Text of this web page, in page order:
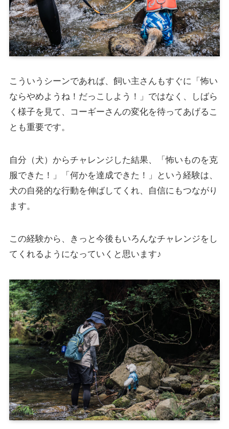
こういうシーンであれば、飼い主さんもすぐに「怖い
ならやめようね！だっこしよう！」ではなく、しばら
く様子を見て、コーギーさんの変化を待ってあげるこ
とも重要です。
自分（犬）からチャレンジした結果、「怖いものを克
服できた！」「何かを達成できた！」という経験は、
犬の自発的な行動を伸ばしてくれ、自信にもつながり
ます。
この経験から、きっと今後もいろんなチャレンジをし
てくれるようになっていくと思います♪